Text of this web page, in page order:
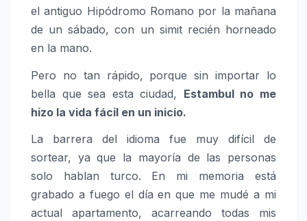
el antiguo Hipódromo Romano por la mañana
de un sábado, con un simit recién horneado
en la mano.
Pero no tan rápido, porque sin importar lo
bella que sea esta ciudad, Estambul no me
hizo la vida fácil en un inicio.
La barrera del idioma fue muy difícil de
sortear, ya que la mayoría de las personas
solo hablan turco. En mi memoria está
grabado a fuego el día en que me mudé a mi
actual apartamento, acarreando todas mis